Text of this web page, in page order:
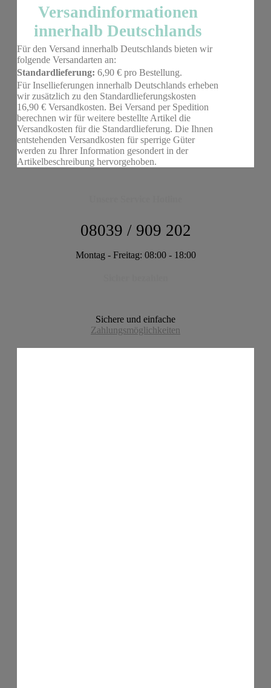
Versandinformationen
innerhalb Deutschlands
Für den Versand innerhalb Deutschlands bieten wir
folgende Versandarten an:
Standardlieferung: 6,90 € pro Bestellung.
Für Insellieferungen innerhalb Deutschlands erheben
wir zusätzlich zu den Standardlieferungskosten
16,90 € Versandkosten. Bei Versand per Spedition
berechnen wir für weitere bestellte Artikel die
Versandkosten für die Standardlieferung. Die Ihnen
entstehenden Versandkosten für sperrige Güter
werden zu Ihrer Information gesondert in der
Artikelbeschreibung hervorgehoben.
08039 / 909 202
Montag - Freitag: 08:00 - 18:00
Sichere und einfache
Zahlungsmöglichkeiten